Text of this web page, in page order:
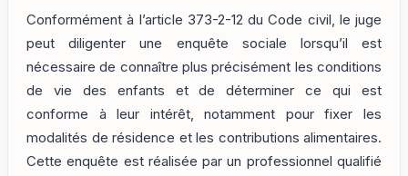
Conformément à l’article 373-2-12 du Code civil, le juge
peut diligenter une enquête sociale lorsqu’il est
nécessaire de connaître plus précisément les conditions
de vie des enfants et de déterminer ce qui est
conforme à leur intérêt, notamment pour fixer les
modalités de résidence et les contributions alimentaires.
Cette enquête est réalisée par un professionnel qualifié